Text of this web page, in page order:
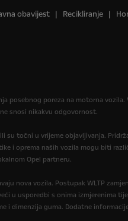
obavijest Recikliranje
posebnog poreza na motorna
snosi nikakvu odgovornost.
točni u vrijeme objavljivanja.
i oprema naših vozila mogu biti
Opel partneru.
nova vozila. Postupak WLTP
u usporedbi s onima izmjerenima
dimenzija guma. Dodatne